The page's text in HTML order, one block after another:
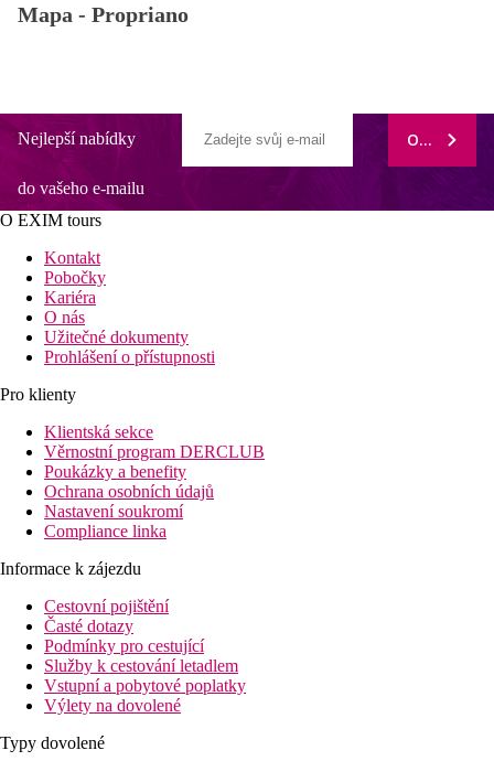
Mapa - Propriano
Nejlepší nabídky
do vašeho e-mailu
ODEBÍRAT
O EXIM tours
Kontakt
Pobočky
Kariéra
O nás
Užitečné dokumenty
Prohlášení o přístupnosti
Pro klienty
Klientská sekce
Věrnostní program DERCLUB
Poukázky a benefity
Ochrana osobních údajů
Nastavení soukromí
Compliance linka
Informace k zájezdu
Cestovní pojištění
Časté dotazy
Podmínky pro cestující
Služby k cestování letadlem
Vstupní a pobytové poplatky
Výlety na dovolené
Typy dovolené